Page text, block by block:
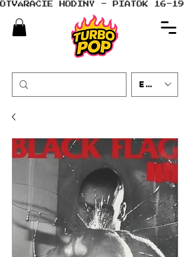
OTVÁRACIE HODINY - PIATOK 16-19
EUR (€)